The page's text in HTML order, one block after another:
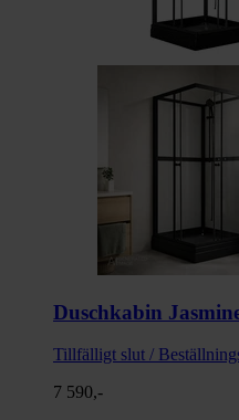
Duschkabin
Tillfälligt slut /
7 590,-